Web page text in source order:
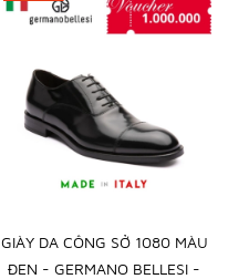
GIÀY DA CÔNG SỞ 1080 MÀU
ĐEN - GERMANO BELLESI -